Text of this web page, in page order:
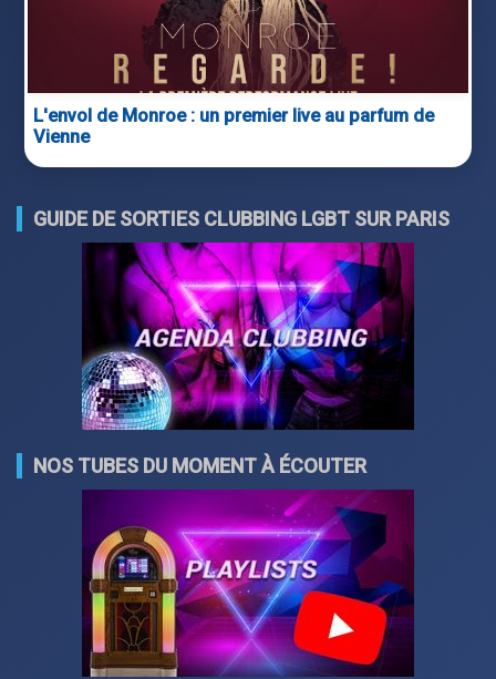
L'envol de Monroe : un premier live au parfum de
Vienne
GUIDE DE SORTIES CLUBBING LGBT SUR PARIS
NOS TUBES DU MOMENT À ÉCOUTER